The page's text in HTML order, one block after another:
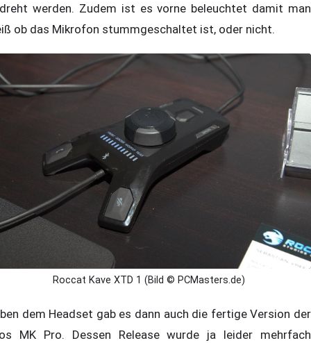
werden. Zudem ist es vorne beleuchtet damit man
ob das Mikrofon stummgeschaltet ist, oder nicht.
Roccat Kave XTD 1 (Bild © PCMasters.de)
dem Headset gab es dann auch die fertige Version der
MK Pro. Dessen Release wurde ja leider mehrfach